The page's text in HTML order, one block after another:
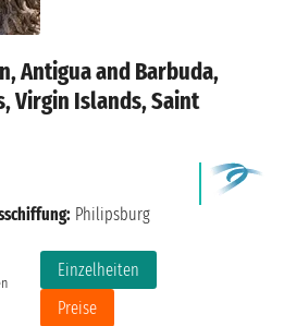
Antigua and Barbuda,
Virgin Islands, Saint
Einzelheiten
Preise
Philipsburg